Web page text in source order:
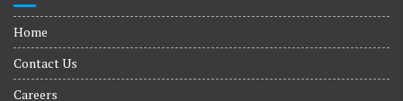
Home
Contact Us
Careers